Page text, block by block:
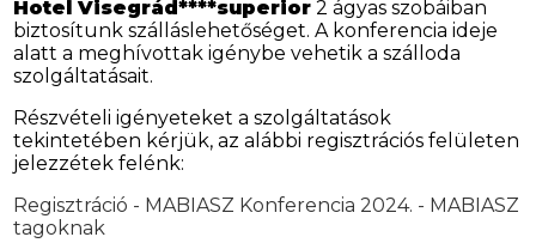
Hotel Visegrád****superior 2 ágyas szobáiban
biztosítunk szálláslehetőséget. A konferencia ideje
alatt a meghívottak igénybe vehetik a szálloda
szolgáltatásait.
Részvételi igényeteket a szolgáltatások
tekintetében kérjük, az alábbi regisztrációs felületen
jelezzétek felénk:
Regisztráció - MABIASZ Konferencia 2024. - MABIASZ
tagoknak